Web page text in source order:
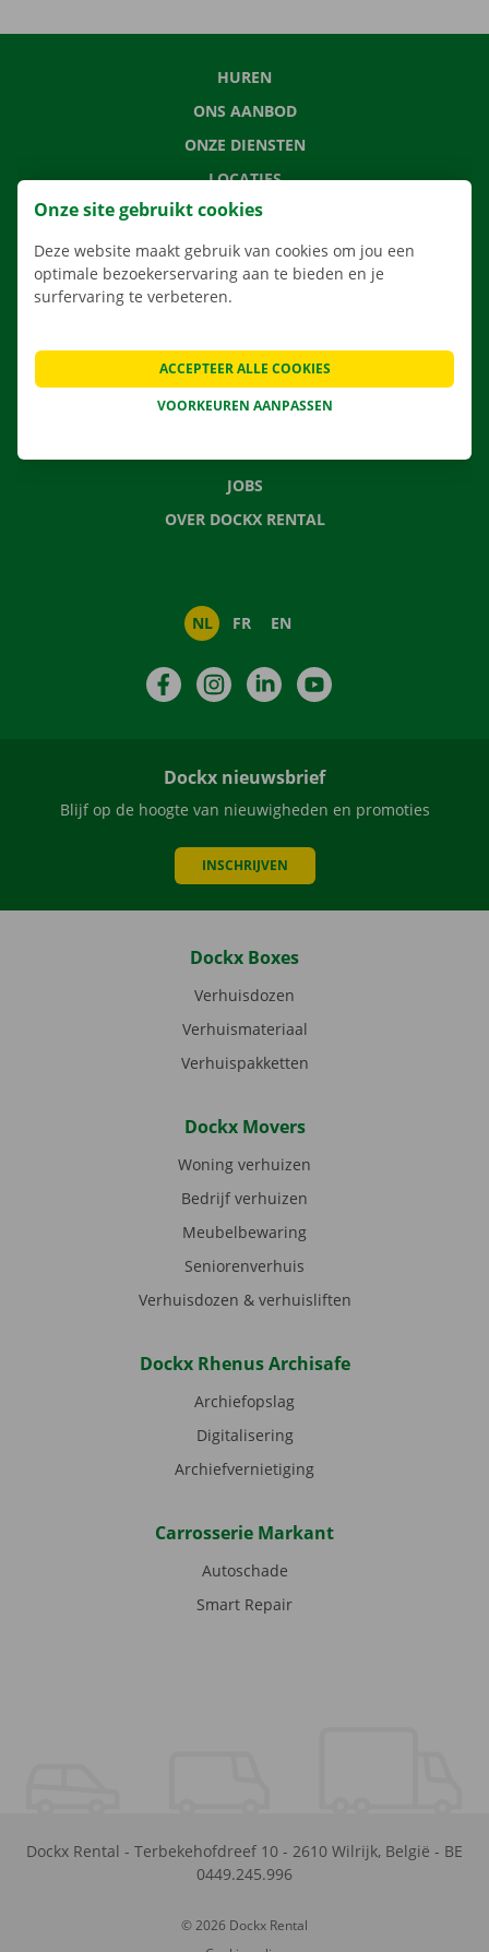
HUREN
ONS AANBOD
ONZE DIENSTEN
LOCATIES
APP
VERHUISOPLOSSINGEN
CONTACTEER ONS
VEELGESTELDE VRAGEN
NIEUWS
JOBS
OVER DOCKX RENTAL
NL FR EN
FacebookInstagramLinkedIn
Dockx nieuwsbrief
Blijf op de hoogte van nieuwigheden en promoties
INSCHRIJVEN
Dockx Boxes
Verhuisdozen
Verhuismateriaal
Verhuispakketten
Dockx Movers
Woning verhuizen
Bedrijf verhuizen
Meubelbewaring
Seniorenverhuis
Verhuisdozen & verhuisliften
Dockx Rhenus Archisafe
Archiefopslag
Digitalisering
Archiefvernietiging
Carrosserie Markant
Autoschade
Smart Repair
Dockx Rental - Terbekehofdreef 10 - 2610 Wilrijk, België - BE
0449.245.996
© 2026 Dockx Rental
Onze site gebruikt cookies
Deze website maakt gebruik van cookies om jou een
optimale bezoekerservaring aan te bieden en je
surfervaring te verbeteren.
VOORKEUREN AANPASSEN
ACCEPTEER ALLE COOKIES